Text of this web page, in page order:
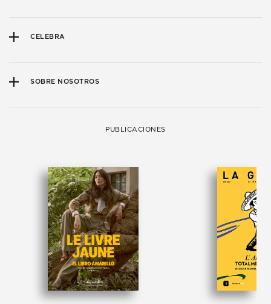
CELEBRA
SOBRE NOSOTROS
PUBLICACIONES